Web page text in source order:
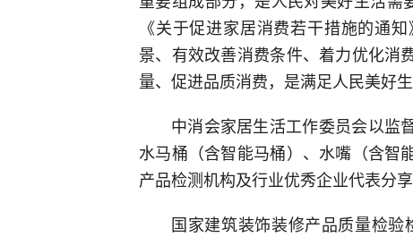
《关于促进家居消费若干措施的通
景、有效改善消费条件、着力优化消
量、促进品质消费，是满足人民美好
中消会家居生活工作委员会以监
水马桶（含智能马桶）、水嘴（含智
产品检测机构及行业优秀企业代表分享
国家建筑装饰装修产品质量检